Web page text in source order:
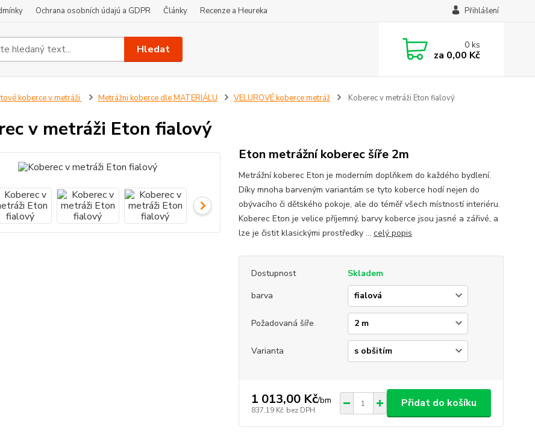
Ochrana osobních údajú a GDPR Články Recenze a Heureka Přihlášení
Hledat 0ks
za 0,00 Kč
koberce v metráži Metrážni koberce dle MATERIÁLU VELUROVÉ koberce metráž Koberec v metráži Eton fialový
v metráži Eton fialový
Eton metrážní koberec šíře 2m
Metrážní koberec Eton je moderním doplňkem do každého bydlení.
Díky mnoha barveným variantám se tyto koberce hodí nejen do
obývacího či dětského pokoje, ale do téměř všech místností interiéru.
Koberec Eton je velice příjemný, barvy koberce jsou jasné a zářivé, a
lze je čistit klasickými prostředky ... celý popis
Dostupnost
Skladem
barva
Požadovaná šíře
Varianta
1 013,00 Kč/bm
837,19 Kč bez DPH
Přidat do košíku